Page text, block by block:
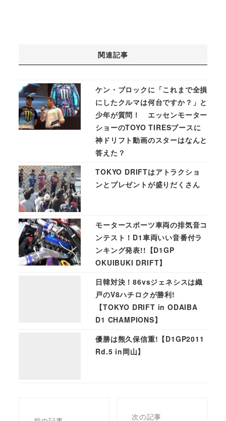
次の記事
関連記事
ケン・ブロックに「これまで全損
にしたクルマは何台ですか？」と
少年が質問！ エッセンモーター
ショーのTOYO TIRESブースに
神ドリフト動画のスターはなんと
答えた？
TOKYO DRIFTはアトラクショ
ンとプレゼントが盛りだくさん
モータースポーツ車両の排気音コ
ンテスト！D1車両いい音番付ラ
ンキング発表!!【D1GP
OKUIBUKI DRIFT】
日韓対決！86vsジェネシスは織
戸のV8ハチロクが勝利!
【TOKYO DRIFT in ODAIBA
D1 CHAMPIONS】
優勝は熊久保信重!【D1GP2011
Rd.5 in岡山】